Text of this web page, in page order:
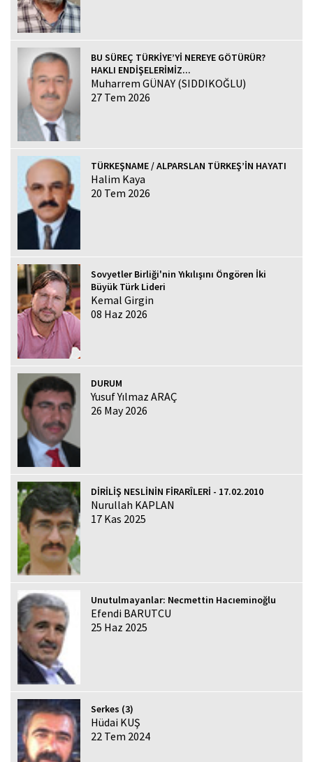
BU SÜREÇ TÜRKİYE’Yİ NEREYE GÖTÜRÜR?
HAKLI ENDİŞELERİMİZ...
Muharrem GÜNAY (SIDDIKOĞLU)
27 Tem 2026
TÜRKEŞNAME / ALPARSLAN TÜRKEŞ’İN HAYATI
Halim Kaya
20 Tem 2026
Sovyetler Birliği'nin Yıkılışını Öngören İki
Büyük Türk Lideri
Kemal Girgin
08 Haz 2026
DURUM
Yusuf Yılmaz ARAÇ
26 May 2026
DİRİLİŞ NESLİNİN FİRARÎLERİ - 17.02.2010
Nurullah KAPLAN
17 Kas 2025
Unutulmayanlar: Necmettin Hacıeminoğlu
Efendi BARUTCU
25 Haz 2025
Serkes (3)
Hüdai KUŞ
22 Tem 2024